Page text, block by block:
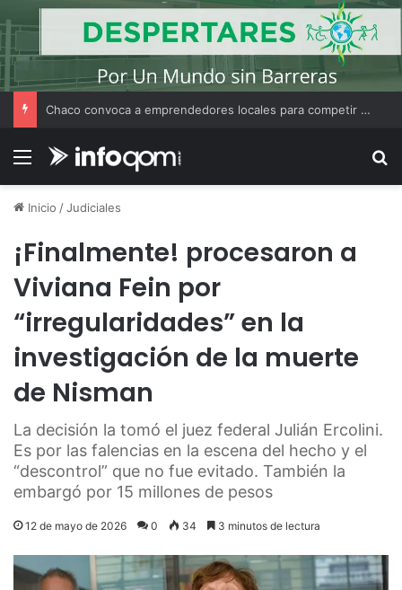
Chaco convoca a emprendedores locales para competir en «Emprendimiento Argentino 2026»
Menú
Inicio /Judiciales
¡Finalmente! procesaron a
Viviana Fein por
“irregularidades” en la
investigación de la muerte
de Nisman
La decisión la tomó el juez federal Julián Ercolini.
Es por las falencias en la escena del hecho y el
“descontrol” que no fue evitado. También la
embargó por 15 millones de pesos
12 de mayo de 2026 0 34 3 minutos de lectura